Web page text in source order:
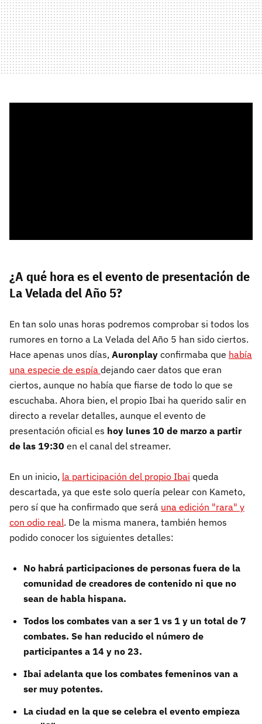
¿A qué hora es el evento de presentación de
La Velada del Año 5?
En tan solo unas horas podremos comprobar si todos los
rumores en torno a La Velada del Año 5 han sido ciertos.
Hace apenas unos días, Auronplay confirmaba que había
una especie de espía dejando caer datos que eran
ciertos, aunque no había que fiarse de todo lo que se
escuchaba. Ahora bien, el propio Ibai ha querido salir en
directo a revelar detalles, aunque el evento de
presentación oficial es hoy lunes 10 de marzo a partir
de las 19:30 en el canal del streamer.
En un inicio, la participación del propio Ibai queda
descartada, ya que este solo quería pelear con Kameto,
pero sí que ha confirmado que será una edición "rara" y
con odio real. De la misma manera, también hemos
podido conocer los siguientes detalles:
No habrá participaciones de personas fuera de la
comunidad de creadores de contenido ni que no
sean de habla hispana.
Todos los combates van a ser 1 vs 1 y un total de 7
combates. Se han reducido el número de
participantes a 14 y no 23.
Ibai adelanta que los combates femeninos van a
ser muy potentes.
La ciudad en la que se celebra el evento empieza